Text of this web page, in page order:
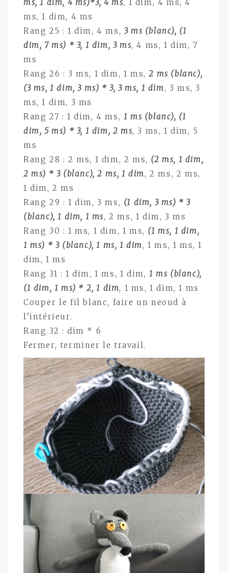
ms, 1 dim, 4 ms)*3, 4 ms, 1 dim, 4 ms, 4
ms, 1 dim, 4 ms
Rang 25 : 1 dim, 4 ms, 3 ms (blanc), (1
dim, 7 ms) * 3, 1 dim, 3 ms, 4 ms, 1 dim, 7
ms
Rang 26 : 3 ms, 1 dim, 1 ms,2 ms (blanc),
(3 ms, 1 dim, 3 ms) * 3, 3 ms, 1 dim, 3 ms, 3
ms, 1 dim, 3 ms
Rang 27 : 1 dim, 4 ms, 1 ms (blanc), (1
dim, 5 ms) * 3, 1 dim, 2 ms, 3 ms, 1 dim, 5
ms
Rang 28 : 2 ms, 1 dim, 2 ms, (2 ms, 1 dim,
2 ms) * 3 (blanc), 2 ms, 1 dim, 2 ms, 2 ms,
1 dim, 2 ms
Rang 29 : 1 dim, 3 ms, (1 dim, 3 ms) * 3
(blanc), 1 dim, 1 ms, 2 ms, 1 dim, 3 ms
Rang 30 : 1 ms, 1 dim, 1 ms, (1 ms, 1 dim,
1 ms) * 3 (blanc), 1 ms, 1 dim, 1 ms, 1 ms, 1
dim, 1 ms
Rang 31 : 1 dim, 1 ms, 1 dim, 1 ms (blanc),
(1 dim, 1 ms) * 2, 1 dim, 1 ms, 1 dim, 1 ms
Couper le fil blanc, faire un neoud à
l’intérieur.
Rang 32 : dim * 6
Fermer, terminer le travail.